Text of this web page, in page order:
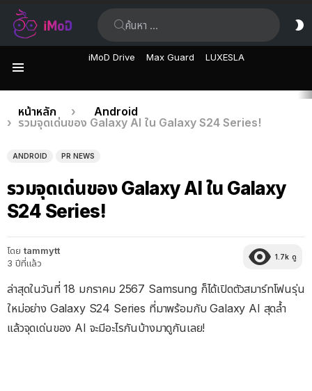
iMoD Drive Max Guard LUXESLA
เรื่อง
ล่าสุด
คุณอยู่ที่นี่:
หน้าหลัก
Android
รวมจุดเด่นของ Galaxy AI ใน Galaxy S24 Series!
ANDROID PR NEWS
รวมจุดเด่นของ Galaxy AI ใน Galaxy
S24 Series!
โดย tammytt
3 ปีที่แล้ว
1.7k ดู
ล่าสุดในวันที่ 18 มกราคม 2567 Samsung ก็ได้เปิดตัวสมาร์ทโฟนรุ่น
ใหม่อย่าง Galaxy S24 Series ที่มาพร้อมกับ Galaxy AI สุดล้ำ
แล้วจุดเด่นของ AI จะมีอะไรกันบ้างมาดูกันเลย!